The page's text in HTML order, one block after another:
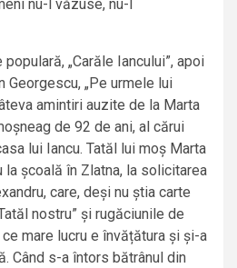
nu-l văzuse, nu-l
„Carăle Iancului”, apoi
Georgescu, „Pe urmele lui
amintiri auzite de la Marta
de 92 de ani, al cărui
lui Iancu. Tatăl lui moș Marta
la școală în Zlatna, la solicitarea
care, deși nu știa carte
nostru” și rugăciunile de
mare lucru e învățătura și și-a
Când s-a întors bătrânul din